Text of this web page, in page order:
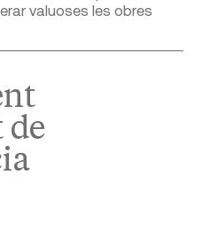
valuoses les obres